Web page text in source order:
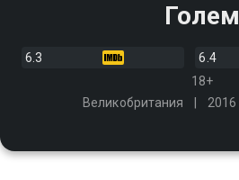
Голем
6.3
6.4
18+
Великобритания
2016